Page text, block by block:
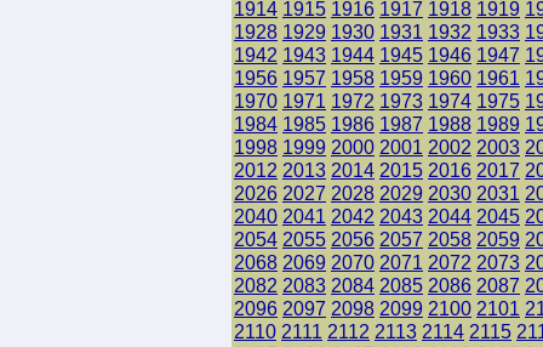
1914 1915 1916 1917 1918 1919
1928 1929 1930 1931 1932 1933
1942 1943 1944 1945 1946 1947
1956 1957 1958 1959 1960 1961
1970 1971 1972 1973 1974 1975
1984 1985 1986 1987 1988 1989
1998 1999 2000 2001 2002 2003
2012 2013 2014 2015 2016 2017
2026 2027 2028 2029 2030 2031
2040 2041 2042 2043 2044 2045
2054 2055 2056 2057 2058 2059
2068 2069 2070 2071 2072 2073
2082 2083 2084 2085 2086 2087
2096 2097 2098 2099 2100 2101
2110 2111 2112 2113 2114 2115